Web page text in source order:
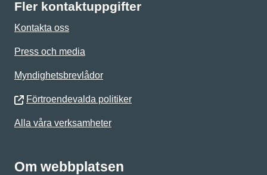
Fler kontaktuppgifter
Kontakta oss
Press och media
Myndighetsbrevlådor
Förtroendevalda politiker
Alla våra verksamheter
Om webbplatsen